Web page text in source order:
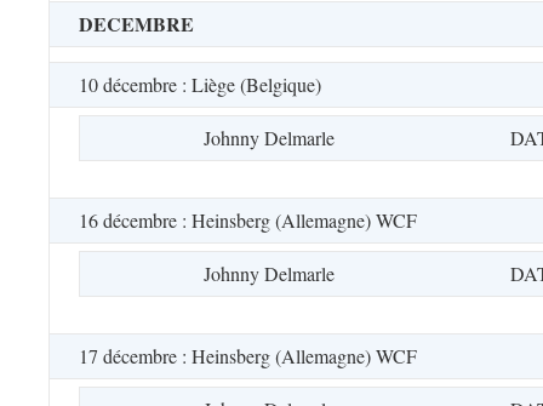
DECEMBRE
10 décembre : Liège (Belgique)
Johnny Delmarle
16 décembre : Heinsberg (Allemagne) WCF
Johnny Delmarle
17 décembre : Heinsberg (Allemagne) WCF